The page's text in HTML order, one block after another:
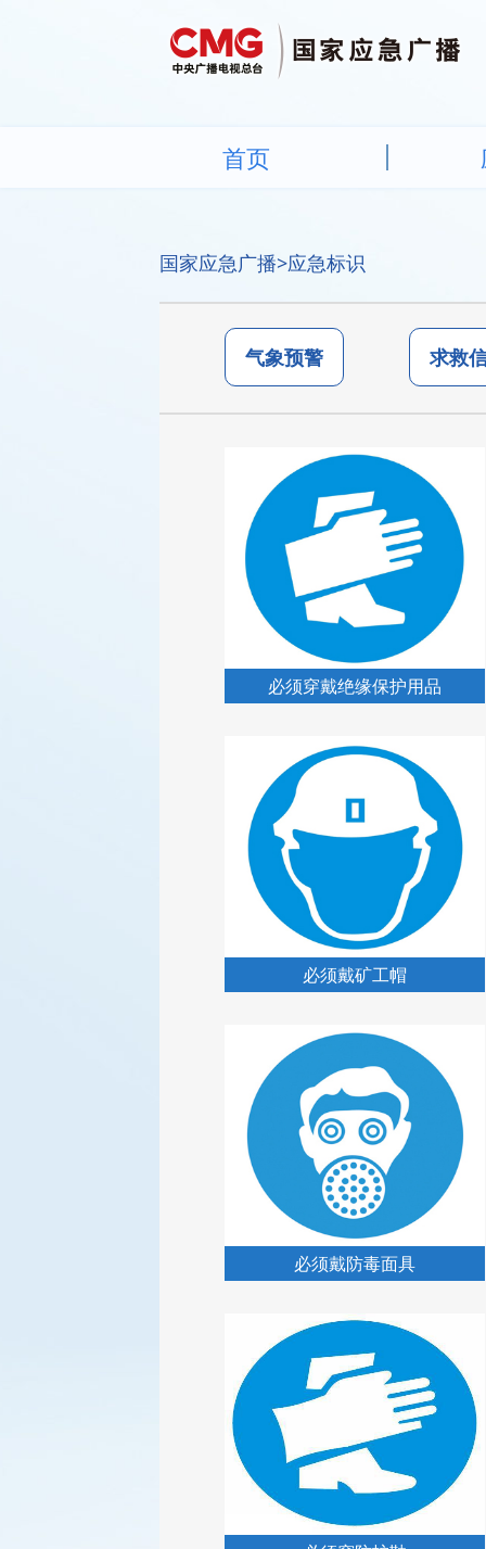
首页
国家应急广播>应急标识
气象预警 求救
必须穿戴绝缘保护用品
必须戴矿工帽
必须戴防毒面具